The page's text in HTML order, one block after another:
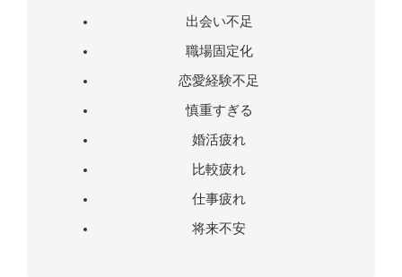
出会い不足
職場固定化
恋愛経験不足
慎重すぎる
婚活疲れ
比較疲れ
仕事疲れ
将来不安